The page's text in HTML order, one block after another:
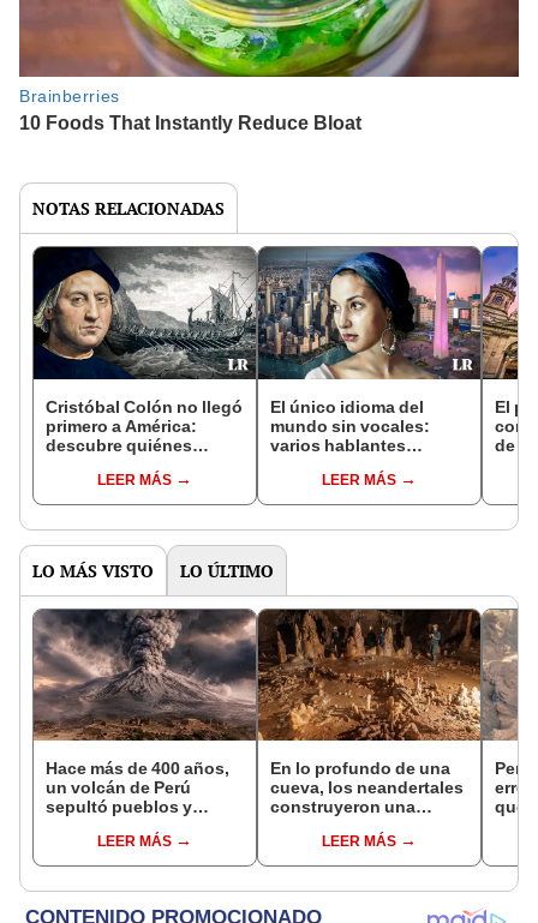
NOTAS RELACIONADAS
Cristóbal Colón no llegó
primero a América:
descubre quiénes
Mundo' antes que los
españoles
LEER MÁS
El único idioma del
mundo sin vocales:
varios hablantes
Latina y Estados Unidos
LEER MÁS
El
con
de
LO MÁS VISTO LO ÚLTIMO
Hace más de 400 años,
un volcán de Perú
sepultó pueblos y
veranos más fríos de la
historia: sigue bajo
LEER MÁS
En lo profundo de una
cueva, los neandertales
construyeron una
hecha de estalagmitas
hace unos 176.500 años
LEER MÁS
error
que